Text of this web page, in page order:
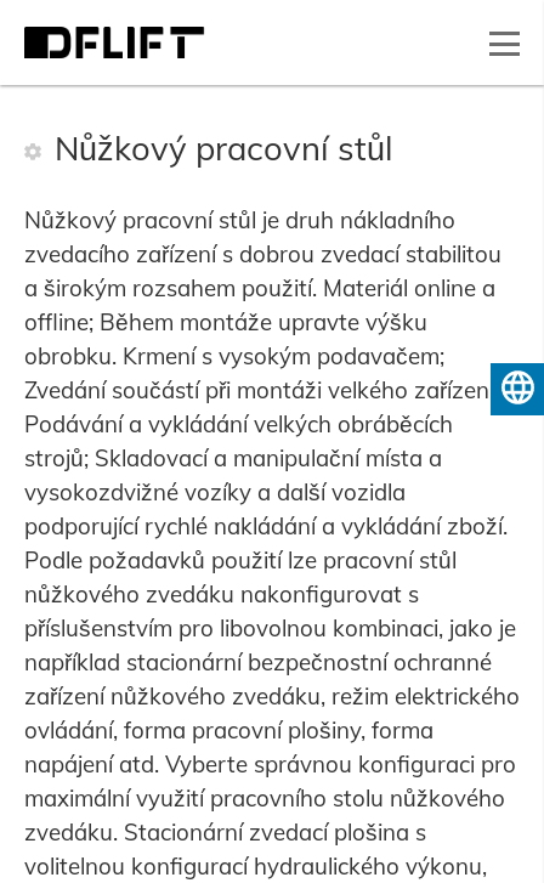
Nůžkový pracovní stůl
Nůžkový pracovní stůl je druh nákladního
zvedacího zařízení s dobrou zvedací stabilitou
a širokým rozsahem použití. Materiál online a
offline; Během montáže upravte výšku
obrobku. Krmení s vysokým podavačem;
Zvedání součástí při montáži velkého zařízení;
Podávání a vykládání velkých obráběcích
strojů; Skladovací a manipulační místa a
vysokozdvižné vozíky a další vozidla
podporující rychlé nakládání a vykládání zboží.
Podle požadavků použití lze pracovní stůl
nůžkového zvedáku nakonfigurovat s
příslušenstvím pro libovolnou kombinaci, jako je
například stacionární bezpečnostní ochranné
zařízení nůžkového zvedáku, režim elektrického
ovládání, forma pracovní plošiny, forma
napájení atd. Vyberte správnou konfiguraci pro
maximální využití pracovního stolu nůžkového
zvedáku. Stacionární zvedací plošina s
volitelnou konfigurací hydraulického výkonu,
Čeština